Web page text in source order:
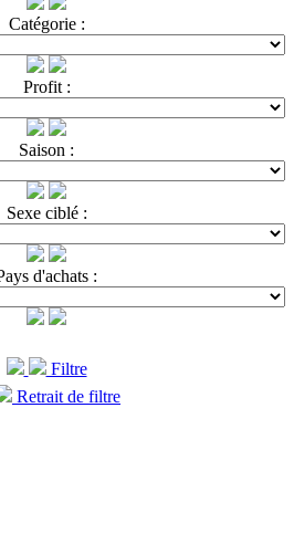
Catégorie :
Profit :
Saison :
Sexe ciblé :
d'achats :
Filtre
Retrait de filtre